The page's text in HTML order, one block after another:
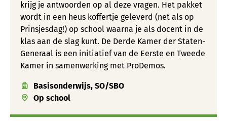
krijg je antwoorden op al deze vragen. Het pakket
wordt in een heus koffertje geleverd (net als op
Prinsjesdag!) op school waarna je als docent in de
klas aan de slag kunt. De Derde Kamer der Staten-
Generaal is een initiatief van de Eerste en Tweede
Kamer in samenwerking met ProDemos.
Basisonderwijs, SO/SBO
Op school